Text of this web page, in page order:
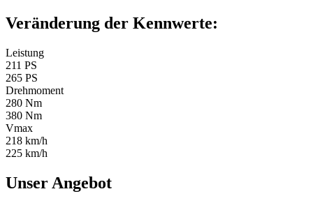
Veränderung der Kennwerte:
Leistung
211 PS
265 PS
Drehmoment
280 Nm
380 Nm
Vmax
218 km/h
225 km/h
Unser Angebot